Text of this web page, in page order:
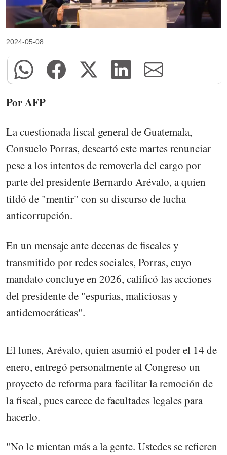
2024-05-08
Por AFP
La cuestionada fiscal general de Guatemala,
Consuelo Porras, descartó este martes renunciar
pese a los intentos de removerla del cargo por
parte del presidente Bernardo Arévalo, a quien
tildó de "mentir" con su discurso de lucha
anticorrupción.
En un mensaje ante decenas de fiscales y
transmitido por redes sociales, Porras, cuyo
mandato concluye en 2026, calificó las acciones
del presidente de "espurias, maliciosas y
antidemocráticas".
El lunes, Arévalo, quien asumió el poder el 14 de
enero, entregó personalmente al Congreso un
proyecto de reforma para facilitar la remoción de
la fiscal, pues carece de facultades legales para
hacerlo.
"No le mientan más a la gente. Ustedes se refieren